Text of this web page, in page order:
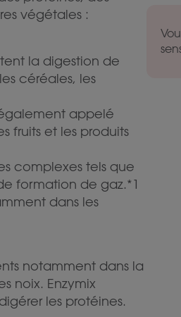
végétales :
la digestion de
céréales, les
appelé
fruits et les produits
complexes tels que
formation de gaz.*1
dans les
notamment dans la
noix. Enzymix
les protéines.